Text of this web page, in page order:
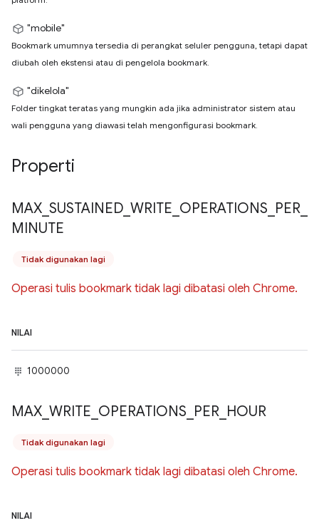
"mobile"
Bookmark umumnya tersedia di perangkat seluler pengguna, tetapi dapat
diubah oleh ekstensi atau di pengelola bookmark.
"dikelola"
Folder tingkat teratas yang mungkin ada jika administrator sistem atau
wali pengguna yang diawasi telah mengonfigurasi bookmark.
Properti
MAX SUSTAINED WRITE OPERATIONS PER
MINUTE
Tidak digunakan lagi
Operasi tulis bookmark tidak lagi dibatasi oleh Chrome.
NILAI
1000000
MAX WRITE OPERATIONS PER HOUR
Tidak digunakan lagi
Operasi tulis bookmark tidak lagi dibatasi oleh Chrome.
NILAI